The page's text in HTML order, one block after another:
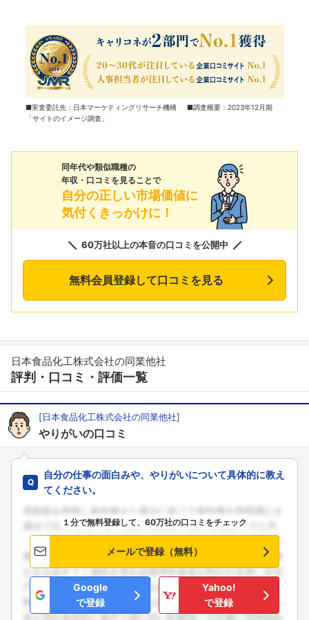
■実査委託先：日本マーケティングリサーチ機構 ■調査概要：2023年12月期
「サイトのイメージ調査」
同年代や類似職種の
年収・口コミを見ることで
自分の正しい市場価値に
気付くきっかけに！
60万社以上の本音の口コミを公開中
無料会員登録して口コミを見る
日本食品化工株式会社の同業他社
評判・口コミ・評価一覧
[日本食品化工株式会社の同業他社]
やりがいの口コミ
自分の仕事の面白みや、やりがいについて具体的に教え
てください。
１分で無料登録して、60万社の口コミをチェック
メールで登録（無料）
Google
で登録
Yahoo!
で登録